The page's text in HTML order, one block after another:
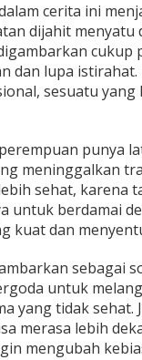
cerita ini
dijahit
dan lupa
sesuatu
punya
meninggalkan
sehat, karena
untuk berdamai
kuat dan
sebagai
untuk
yang tidak
merasa lebih
mengubah